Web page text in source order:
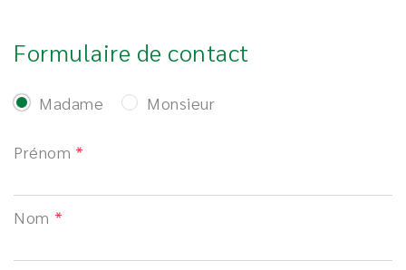
Formulaire de contact
Madame Monsieur
Prénom
Nom